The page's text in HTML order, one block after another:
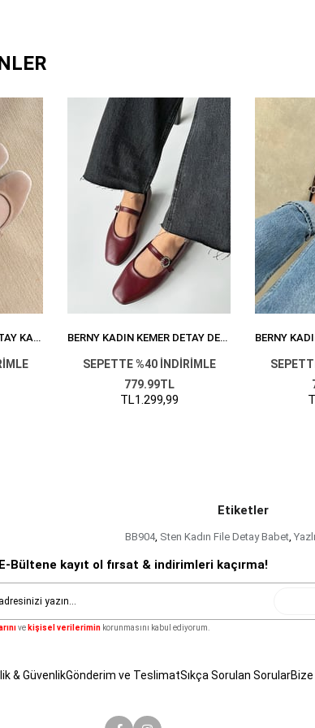
BERNY KADIN KEMER DETAY KADIFE BABET VIZON BERNY KADIN KEMER DETAY DERI BABET BORDO
SEPETTE %40 İNDİRİMLE
779.99TL
TL1.299,99
Etiketler
BB904, Sten Kadın File Detay Babet,
E-Bültene kayıt ol fırsat & indirimleri kaçırma!
ve kişisel verilerimin korunmasını kabul ediyorum.
& GüvenlikGönderim ve TeslimatSıkça Sorulan SorularBize